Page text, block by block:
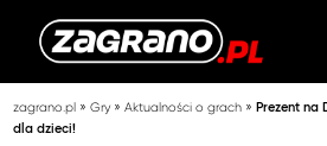
zagrano.pl »Gry»Aktualności o grach »Prezent na
dla dzieci!